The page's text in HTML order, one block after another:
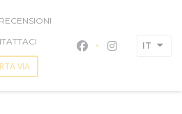
RECENSIONI
VIA
Facebook ((apre
Instagram
IT